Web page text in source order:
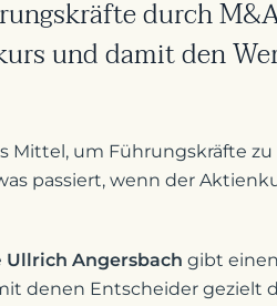
durch
und damit den
um Führungskräfte
passiert, wenn der
Ullrich Angersbach gibt
denen Entscheider gezielt